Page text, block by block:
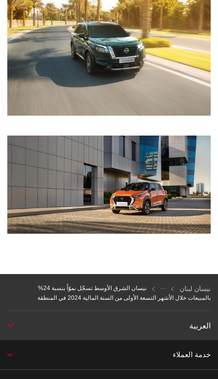
نيسان لبنان
نيسان الشرق الأوسط تسجّل نموّاً بنسبة 24%
بالمبيعات خلال الأشهر التسعة الأولى من السنة المالية 2024 في المنطقة
العربية
G
خدمة العملاء